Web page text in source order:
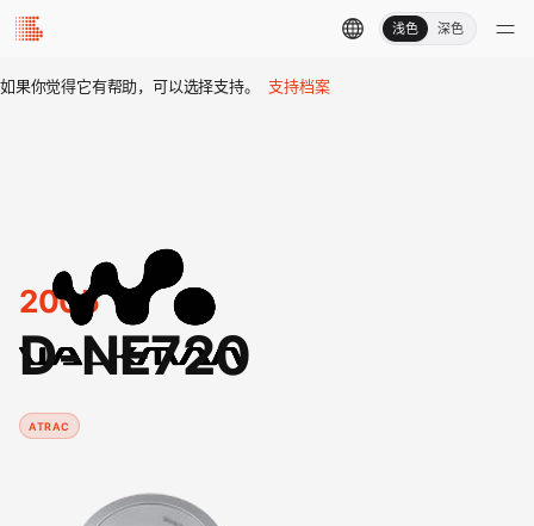
浅色 深色
如果你觉得它有帮助，可以选择支持。 支持档案
2005
D-NE720
ATRAC